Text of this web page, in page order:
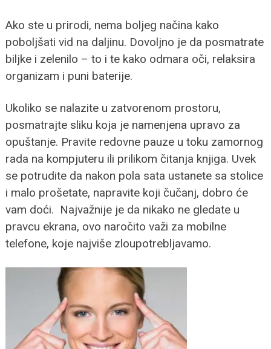
Ako ste u prirodi, nema boljeg načina kako
poboljšati vid na daljinu. Dovoljno je da posmatrate
biljke i zelenilo – to i te kako odmara oči, relaksira
organizam i puni baterije.
Ukoliko se nalazite u zatvorenom prostoru,
posmatrajte sliku koja je namenjena upravo za
opuštanje. Pravite redovne pauze u toku zamornog
rada na kompjuteru ili prilikom čitanja knjiga. Uvek
se potrudite da nakon pola sata ustanete sa stolice
i malo prošetate, napravite koji čučanj, dobro će
vam doći. Najvažnije je da nikako ne gledate u
pravcu ekrana, ovo naročito važi za mobilne
telefone, koje najviše zloupotrebljavamo.